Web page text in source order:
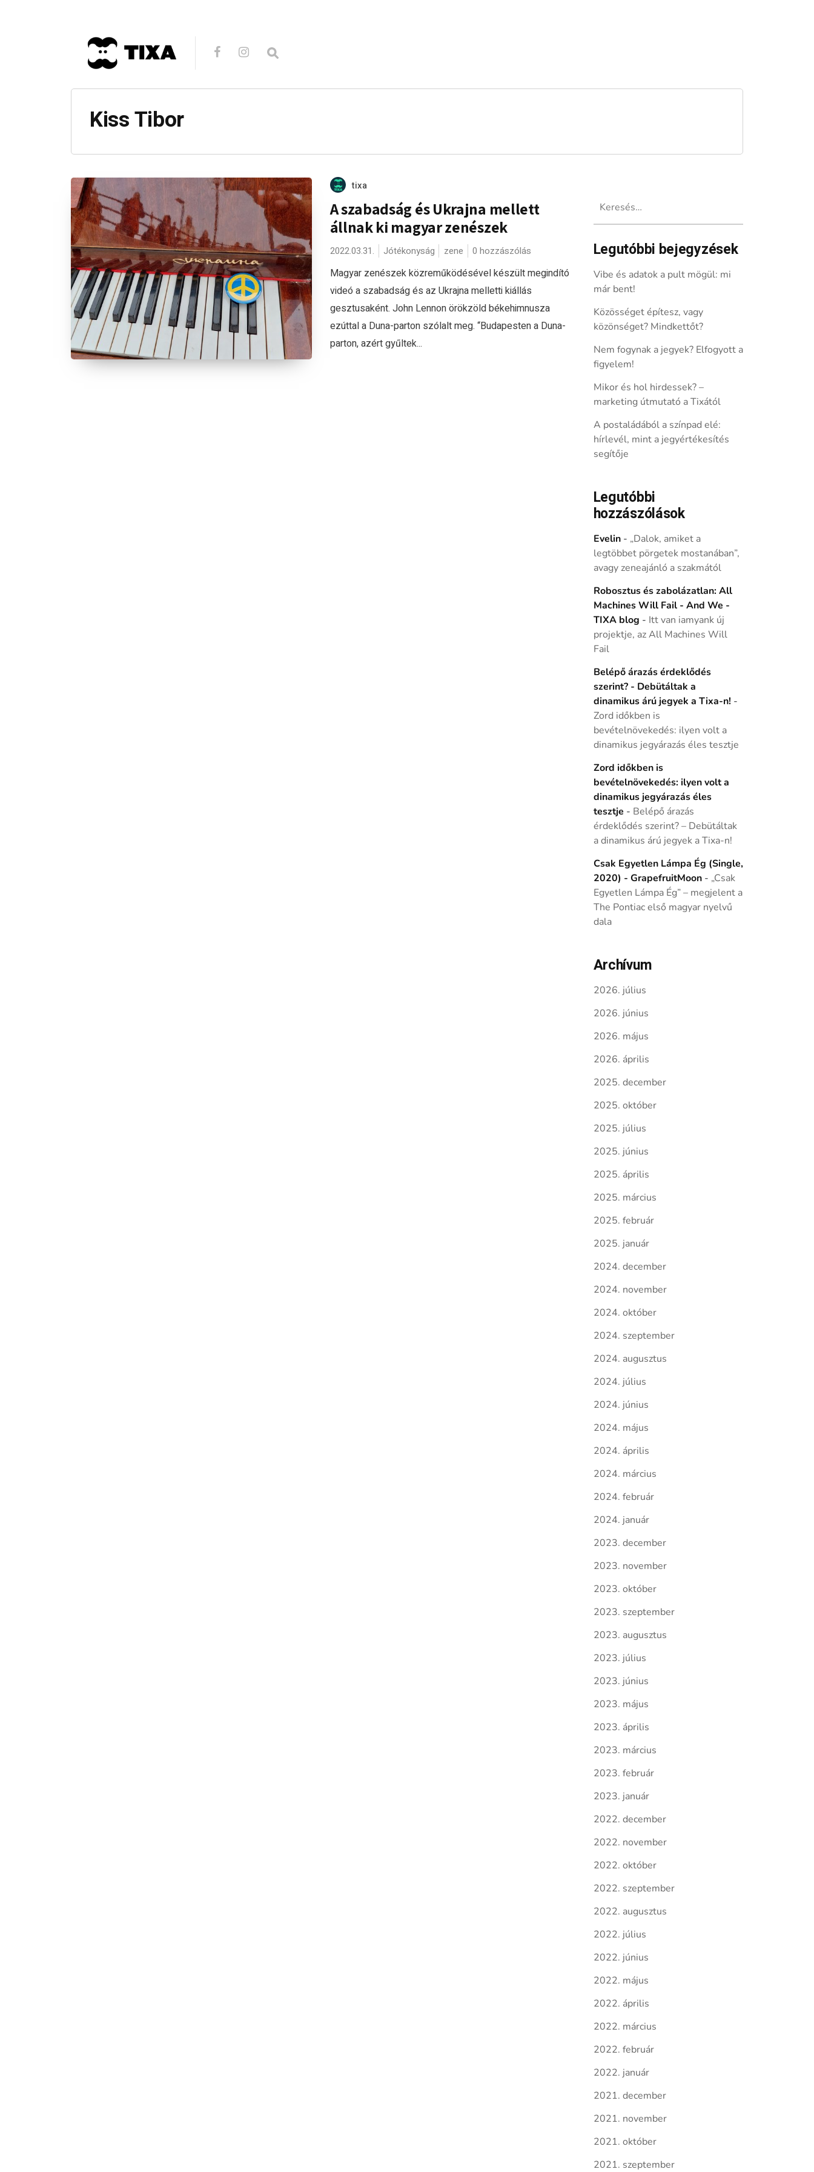
Kiss Tibor
tixa
A szabadság és Ukrajna mellett
állnak ki magyar zenészek
2022.03.31. Jótékonyság zene 0 hozzászólás
Magyar zenészek közreműködésével készült megindító
videó a szabadság és az Ukrajna melletti kiállás
gesztusaként. John Lennon örökzöld békehimnusza
ezúttal a Duna-parton szólalt meg. “Budapesten a Duna-
parton, azért gyűltek...
Legutóbbi bejegyzések
Vibe és adatok a pult mögül: mi
már bent!
Közösséget építesz, vagy
közönséget? Mindkettőt?
Nem fogynak a jegyek? Elfogyott a
figyelem!
Mikor és hol hirdessek? –
marketing útmutató a Tixától
A postaládából a színpad elé:
hírlevél, mint a jegyértékesítés
segítője
Legutóbbi
hozzászólások
Evelin- „Dalok, amiket a
legtöbbet pörgetek mostanában”,
avagy zeneajánló a szakmától
Robosztus és zabolázatlan: All
Machines Will Fail - And We -
TIXA blog - Itt van iamyank új
projektje, az All Machines Will
Fail
Belépő árazás érdeklődés
szerint? - Debütáltak a
dinamikus árú jegyek a Tixa-n! -
Zord időkben is
bevételnövekedés: ilyen volt a
dinamikus jegyárazás éles tesztje
Zord időkben is
bevételnövekedés: ilyen volt a
dinamikus jegyárazás éles
tesztje - Belépő árazás
érdeklődés szerint? – Debütáltak
a dinamikus árú jegyek a Tixa-n!
Csak Egyetlen Lámpa Ég (Single,
2020) - GrapefruitMoon- „Csak
Egyetlen Lámpa Ég” – megjelent a
The Pontiac első magyar nyelvű
dala
Archívum
2026. július
2026. június
2026. május
2026. április
2025. december
2025. október
2025. július
2025. június
2025. április
2025. március
2025. február
2025. január
2024. december
2024. november
2024. október
2024. szeptember
2024. augusztus
2024. július
2024. június
2024. május
2024. április
2024. március
2024. február
2024. január
2023. december
2023. november
2023. október
2023. szeptember
2023. augusztus
2023. július
2023. június
2023. május
2023. április
2023. március
2023. február
2023. január
2022. december
2022. november
2022. október
2022. szeptember
2022. augusztus
2022. július
2022. június
2022. május
2022. április
2022. március
2022. február
2022. január
2021. december
2021. november
2021. október
2021. szeptember